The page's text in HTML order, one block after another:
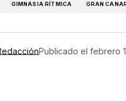
GIMNASIA RÍTMICA GRAN
Publicado el febrero